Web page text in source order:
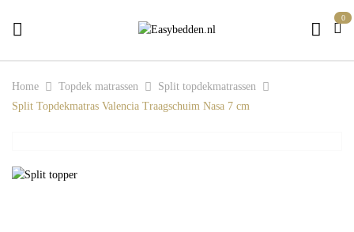
0
Home Topdek matrassen
Split topdekmatrassen
Split Topdekmatras Valencia Traagschuim Nasa 7 cm